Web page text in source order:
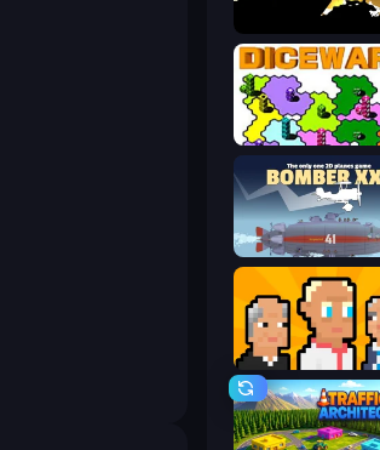
Dice Wars
Bomber XXL
President Simulator